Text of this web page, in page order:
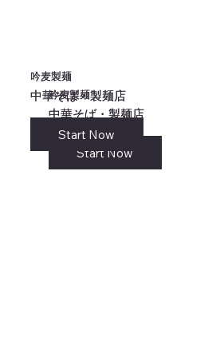
吟麦製麺
中華そば・製麺店
リンク
吟麦製麺
中華そば・製麺店
Start Now
吟麦製麺
中華そば・製麺店
Start Now
吟麦製麺
中華そば・製麺店
Start Now